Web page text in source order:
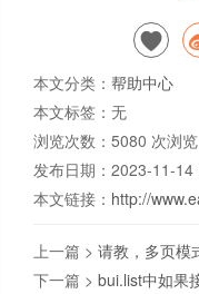
本文分类： 帮助中心
本文标签：无
浏览次数： 5080 次浏览
发布日期：2023-11-14
本文链接： http://
上一篇 > 请教，多页模
下一篇 > bui.list中如果